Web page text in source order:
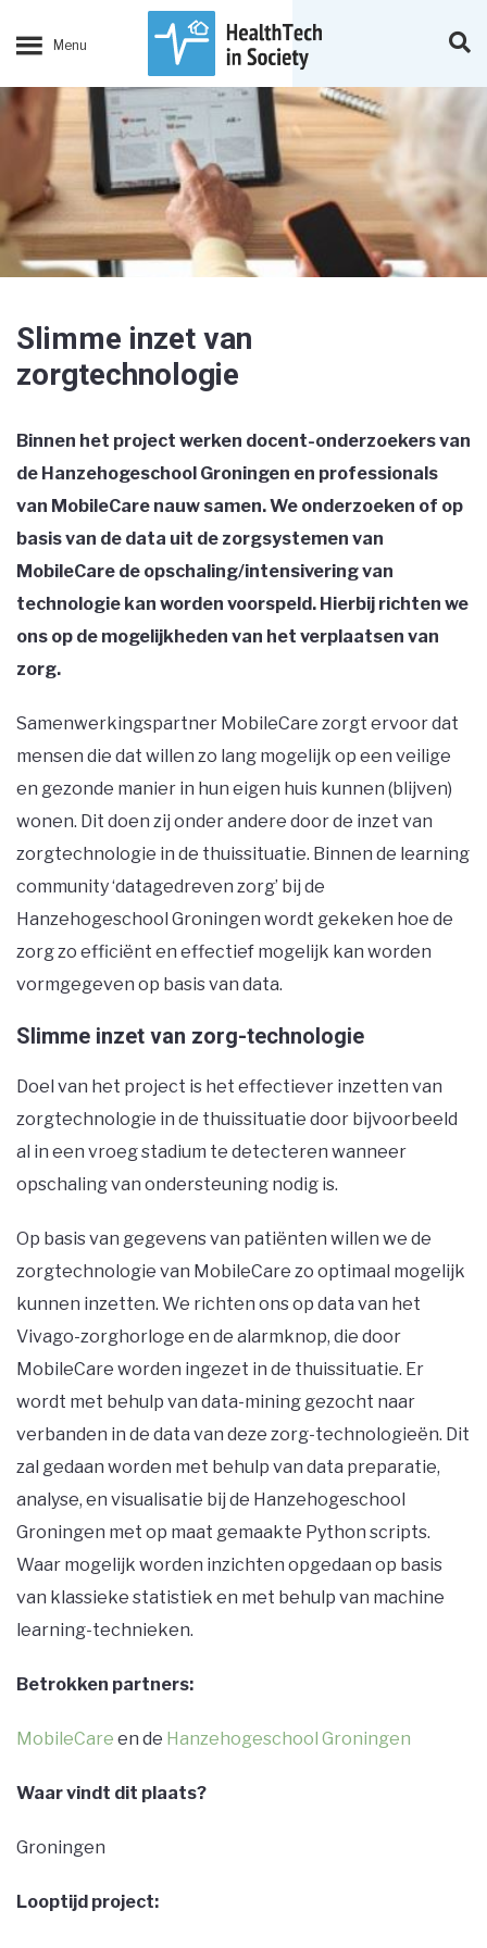
Slimme inzet van
zorgtechnologie
Binnen het project werken docent-onderzoekers van
de Hanzehogeschool Groningen en professionals
van MobileCare nauw samen. We onderzoeken of op
basis van de data uit de zorgsystemen van
MobileCare de opschaling/intensivering van
technologie kan worden voorspeld. Hierbij richten we
ons op de mogelijkheden van het verplaatsen van
zorg.
Samenwerkingspartner MobileCare zorgt ervoor dat
mensen die dat willen zo lang mogelijk op een veilige
en gezonde manier in hun eigen huis kunnen (blijven)
wonen. Dit doen zij onder andere door de inzet van
zorgtechnologie in de thuissituatie. Binnen de learning
community ‘datagedreven zorg’ bij de
Hanzehogeschool Groningen wordt gekeken hoe de
zorg zo efficiënt en effectief mogelijk kan worden
vormgegeven op basis van data.
Slimme inzet van zorg-technologie
Doel van het project is het effectiever inzetten van
zorgtechnologie in de thuissituatie door bijvoorbeeld
al in een vroeg stadium te detecteren wanneer
opschaling van ondersteuning nodig is.
Op basis van gegevens van patiënten willen we de
zorgtechnologie van MobileCare zo optimaal mogelijk
kunnen inzetten. We richten ons op data van het
Vivago-zorghorloge en de alarmknop, die door
MobileCare worden ingezet in de thuissituatie. Er
wordt met behulp van data-mining gezocht naar
verbanden in de data van deze zorg-technologieën. Dit
zal gedaan worden met behulp van data preparatie,
analyse, en visualisatie bij de Hanzehogeschool
Groningen met op maat gemaakte Python scripts.
Waar mogelijk worden inzichten opgedaan op basis
van klassieke statistiek en met behulp van machine
learning-technieken.
Betrokken partners:
MobileCare en de Hanzehogeschool Groningen
Waar vindt dit plaats?
Groningen
Looptijd project: